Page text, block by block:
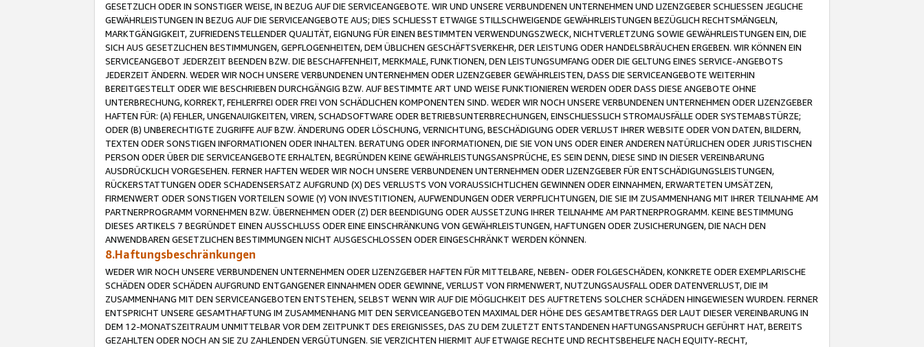
GESETZLICH ODER IN SONSTIGER WEISE, IN BEZUG AUF DIE SERVICEANGEBOTE. WIR UND UNSERE VERBUNDENEN UNTERNEHMEN UND LIZENZGEBER SCHLIESSEN JEGLICHE
GEWÄHRLEISTUNGEN IN BEZUG AUF DIE SERVICEANGEBOTE AUS; DIES SCHLIESST ETWAIGE STILLSCHWEIGENDE GEWÄHRLEISTUNGEN BEZÜGLICH RECHTSMÄNGELN,
MARKTGÄNGIGKEIT, ZUFRIEDENSTELLENDER QUALITÄT, EIGNUNG FÜR EINEN BESTIMMTEN VERWENDUNGSZWECK, NICHTVERLETZUNG SOWIE GEWÄHRLEISTUNGEN EIN, DIE
SICH AUS GESETZLICHEN BESTIMMUNGEN, GEPFLOGENHEITEN, DEM ÜBLICHEN GESCHÄFTSVERKEHR, DER LEISTUNG ODER HANDELSBRÄUCHEN ERGEBEN. WIR KÖNNEN EIN
SERVICEANGEBOT JEDERZEIT BEENDEN BZW. DIE BESCHAFFENHEIT, MERKMALE, FUNKTIONEN, DEN LEISTUNGSUMFANG ODER DIE GELTUNG EINES SERVICE-ANGEBOTS
JEDERZEIT ÄNDERN. WEDER WIR NOCH UNSERE VERBUNDENEN UNTERNEHMEN ODER LIZENZGEBER GEWÄHRLEISTEN, DASS DIE SERVICEANGEBOTE WEITERHIN
BEREITGESTELLT ODER WIE BESCHRIEBEN DURCHGÄNGIG BZW. AUF BESTIMMTE ART UND WEISE FUNKTIONIEREN WERDEN ODER DASS DIESE ANGEBOTE OHNE
UNTERBRECHUNG, KORREKT, FEHLERFREI ODER FREI VON SCHÄDLICHEN KOMPONENTEN SIND. WEDER WIR NOCH UNSERE VERBUNDENEN UNTERNEHMEN ODER LIZENZGEBER
HAFTEN FÜR: (A) FEHLER, UNGENAUIGKEITEN, VIREN, SCHADSOFTWARE ODER BETRIEBSUNTERBRECHUNGEN, EINSCHLIESSLICH STROMAUSFÄLLE ODER SYSTEMABSTÜRZE;
ODER (B) UNBERECHTIGTE ZUGRIFFE AUF BZW. ÄNDERUNG ODER LÖSCHUNG, VERNICHTUNG, BESCHÄDIGUNG ODER VERLUST IHRER WEBSITE ODER VON DATEN, BILDERN,
TEXTEN ODER SONSTIGEN INFORMATIONEN ODER INHALTEN. BERATUNG ODER INFORMATIONEN, DIE SIE VON UNS ODER EINER ANDEREN NATÜRLICHEN ODER JURISTISCHEN
PERSON ODER ÜBER DIE SERVICEANGEBOTE ERHALTEN, BEGRÜNDEN KEINE GEWÄHRLEISTUNGSANSPRÜCHE, ES SEIN DENN, DIESE SIND IN DIESER VEREINBARUNG
AUSDRÜCKLICH VORGESEHEN. FERNER HAFTEN WEDER WIR NOCH UNSERE VERBUNDENEN UNTERNEHMEN ODER LIZENZGEBER FÜR ENTSCHÄDIGUNGSLEISTUNGEN,
RÜCKERSTATTUNGEN ODER SCHADENSERSATZ AUFGRUND (X) DES VERLUSTS VON VORAUSSICHTLICHEN GEWINNEN ODER EINNAHMEN, ERWARTETEN UMSÄTZEN,
FIRMENWERT ODER SONSTIGEN VORTEILEN SOWIE (Y) VON INVESTITIONEN, AUFWENDUNGEN ODER VERPFLICHTUNGEN, DIE SIE IM ZUSAMMENHANG MIT IHRER TEILNAHME AM
PARTNERPROGRAMM VORNEHMEN BZW. ÜBERNEHMEN ODER (Z) DER BEENDIGUNG ODER AUSSETZUNG IHRER TEILNAHME AM PARTNERPROGRAMM. KEINE BESTIMMUNG
DIESES ARTIKELS 7 BEGRÜNDET EINEN AUSSCHLUSS ODER EINE EINSCHRÄNKUNG VON GEWÄHRLEISTUNGEN, HAFTUNGEN ODER ZUSICHERUNGEN, DIE NACH DEN
ANWENDBAREN GESETZLICHEN BESTIMMUNGEN NICHT AUSGESCHLOSSEN ODER EINGESCHRÄNKT WERDEN KÖNNEN.
8.Haftungsbeschränkungen
WEDER WIR NOCH UNSERE VERBUNDENEN UNTERNEHMEN ODER LIZENZGEBER HAFTEN FÜR MITTELBARE, NEBEN- ODER FOLGESCHÄDEN, KONKRETE ODER EXEMPLARISCHE
SCHÄDEN ODER SCHÄDEN AUFGRUND ENTGANGENER EINNAHMEN ODER GEWINNE, VERLUST VON FIRMENWERT, NUTZUNGSAUSFALL ODER DATENVERLUST, DIE IM
ZUSAMMENHANG MIT DEN SERVICEANGEBOTEN ENTSTEHEN, SELBST WENN WIR AUF DIE MÖGLICHKEIT DES AUFTRETENS SOLCHER SCHÄDEN HINGEWIESEN WURDEN. FERNER
ENTSPRICHT UNSERE GESAMTHAFTUNG IM ZUSAMMENHANG MIT DEN SERVICEANGEBOTEN MAXIMAL DER HÖHE DES GESAMTBETRAGS DER LAUT DIESER VEREINBARUNG IN
DEM 12-MONATSZEITRAUM UNMITTELBAR VOR DEM ZEITPUNKT DES EREIGNISSES, DAS ZU DEM ZULETZT ENTSTANDENEN HAFTUNGSANSPRUCH GEFÜHRT HAT, BEREITS
GEZAHLTEN ODER NOCH AN SIE ZU ZAHLENDEN VERGÜTUNGEN. SIE VERZICHTEN HIERMIT AUF ETWAIGE RECHTE UND RECHTSBEHELFE NACH EQUITY-RECHT,